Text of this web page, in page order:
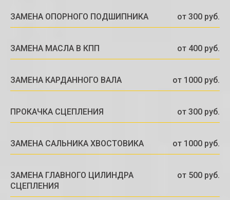
ЗАМЕНА ОПОРНОГО ПОДШИПНИКА от 300 руб.
ЗАМЕНА МАСЛА В КПП от 400 руб.
ЗАМЕНА КАРДАННОГО ВАЛА от 1000 руб.
ПРОКАЧКА СЦЕПЛЕНИЯ от 300 руб.
ЗАМЕНА САЛЬНИКА ХВОСТОВИКА от 1000 руб.
ЗАМЕНА ГЛАВНОГО ЦИЛИНДРА
СЦЕПЛЕНИЯ
от 500 руб.